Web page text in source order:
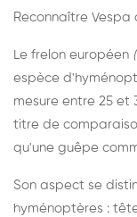
Reconnaître
Le frelon européen
espèce
mesure entre 25 et
titre de
qu'une guêpe
Son aspect se
hyménoptères :